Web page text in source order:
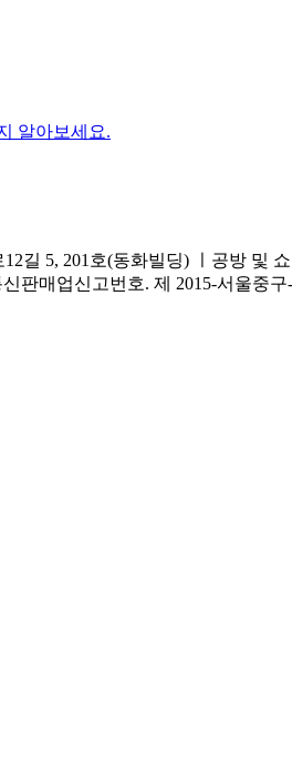
알아보세요.
5, 201호(동화빌딩) ㅣ공방 및
신판매업신고번호. 제 2015-서울중